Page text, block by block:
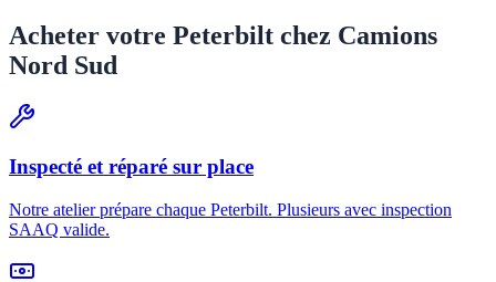
Acheter votre Peterbilt chez Camions
Nord Sud
Inspecté et réparé sur place
Notre atelier prépare chaque Peterbilt. Plusieurs avec inspection
SAAQ valide.